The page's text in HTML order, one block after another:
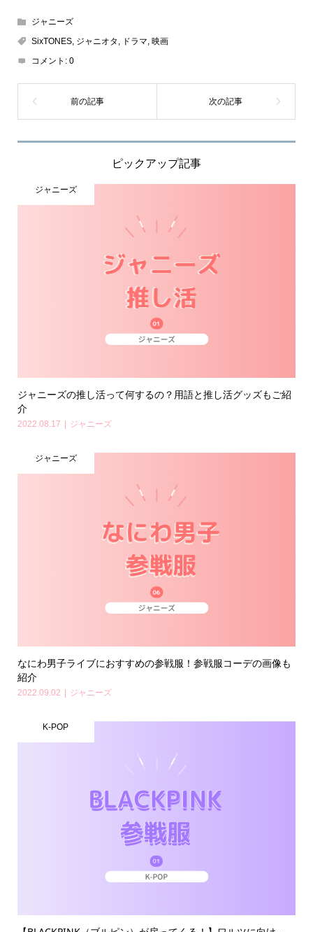
ジャニーズ
SixTONES, ジャニオタ , ドラマ, 映画
コメント: 0
ピックアップ記事
ジャニーズ
ジャニーズの推し活って何するの？用語と推し活グッズもご紹
介
2022.08.17 ジャニーズ
ジャニーズ
なにわ男子ライブにおすすめの参戦服！参戦服コーデの画像も
紹介
2022.09.02 ジャニーズ
K-POP